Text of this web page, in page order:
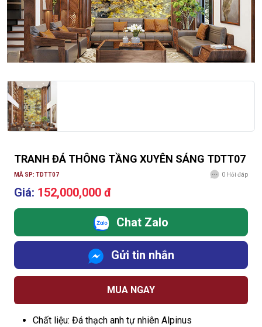
TRANH ĐÁ THÔNG TẦNG XUYÊN SÁNG TDTT07
MÃ SP: TDTT07 0 Hỏi đáp
Giá: 152,000,000 đ
Chat Zalo
Gửi tin nhắn
MUA NGAY
Chất liệu: Đá thạch anh tự nhiên Alpinus